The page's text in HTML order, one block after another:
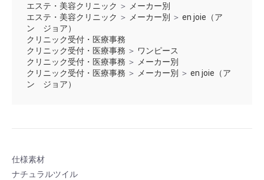
エステ・美容クリニック ＞ メーカー別
エステ・美容クリニック ＞ メーカー別 ＞ en joie（ア
ン ジョア）
クリニック受付・医療事務
クリニック受付・医療事務 ＞ ワンピース
クリニック受付・医療事務 ＞ メーカー別
クリニック受付・医療事務 ＞ メーカー別 ＞ en joie（ア
ン ジョア）
仕様素材
ナチュラルツイル